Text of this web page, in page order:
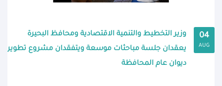
04
AUG
وزير التخطيط والتنمية الاقتصادية ومحافظ البحيرة
يعقدان جلسة مباحثات موسعة ويتفقدان مشروع تطوير
ديوان عام المحافظة